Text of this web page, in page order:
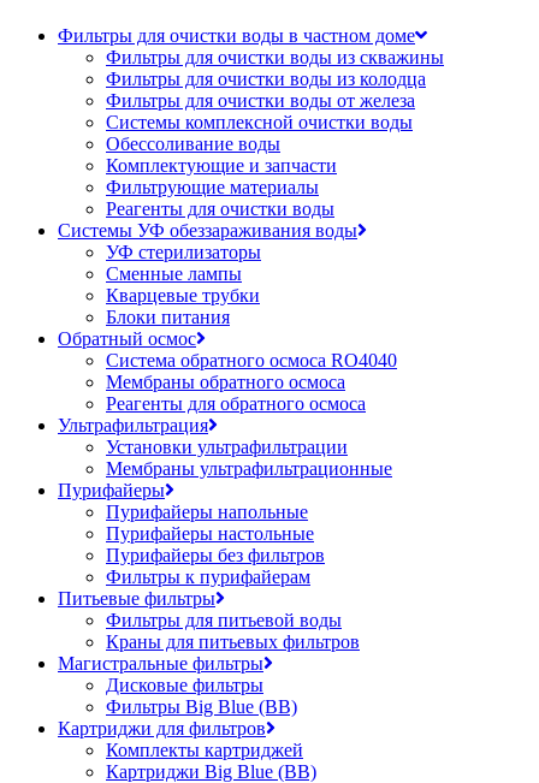
Фильтры для очистки воды в частном доме
Фильтры для очистки воды из скважины
Фильтры для очистки воды из колодца
Фильтры для очистки воды от железа
Системы комплексной очистки воды
Обессоливание воды
Комплектующие и запчасти
Фильтрующие материалы
Реагенты для очистки воды
Системы УФ обеззараживания воды
УФ стерилизаторы
Сменные лампы
Кварцевые трубки
Блоки питания
Обратный осмос
Система обратного осмоса RO4040
Мембраны обратного осмоса
Реагенты для обратного осмоса
Ультрафильтрация
Установки ультрафильтрации
Мембраны ультрафильтрационные
Пурифайеры
Пурифайеры напольные
Пурифайеры настольные
Пурифайеры без фильтров
Фильтры к пурифайерам
Питьевые фильтры
Фильтры для питьевой воды
Краны для питьевых фильтров
Магистральные фильтры
Дисковые фильтры
Фильтры Big Blue (BB)
Картриджи для фильтров
Комплекты картриджей
Картриджи Big Blue (BB)